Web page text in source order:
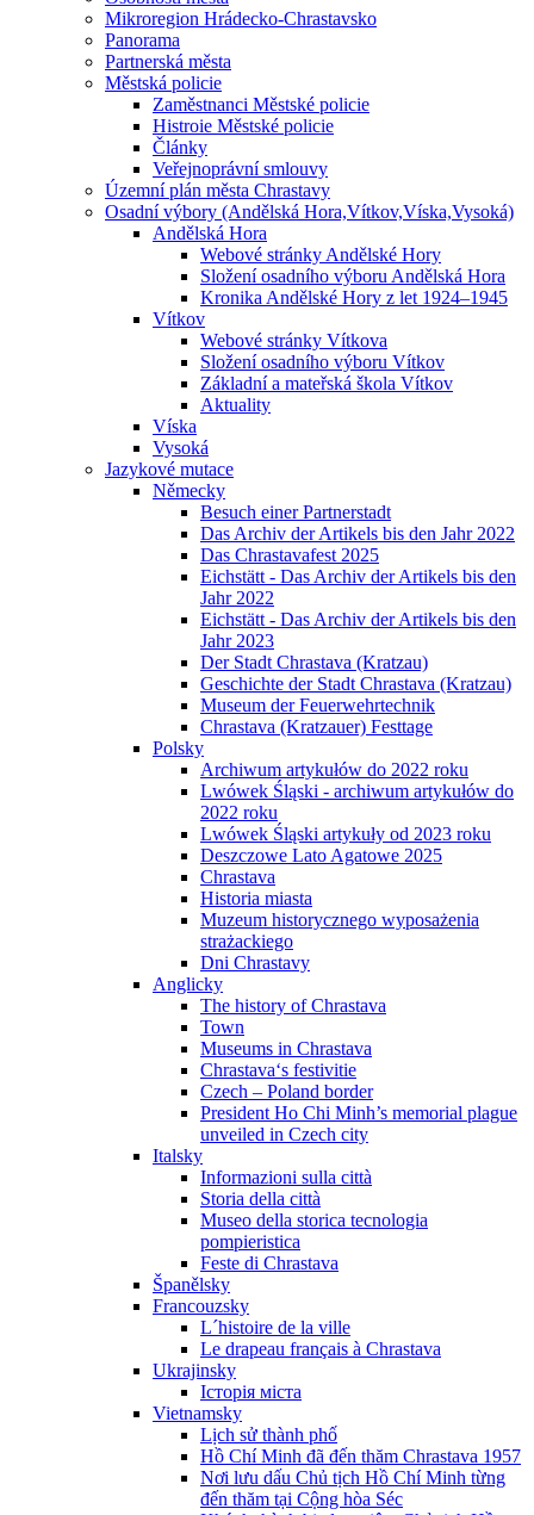
Mikroregion Hrádecko-Chrastavsko
Panorama
Partnerská města
Městská policie
Zaměstnanci Městské policie
Histroie Městské policie
Články
Veřejnoprávní smlouvy
Územní plán města Chrastavy
Osadní výbory (Andělská Hora,Vítkov,Víska,Vysoká)
Andělská Hora
Webové stránky Andělské Hory
Složení osadního výboru Andělská Hora
Kronika Andělské Hory z let 1924–1945
Vítkov
Webové stránky Vítkova
Složení osadního výboru Vítkov
Základní a mateřská škola Vítkov
Aktuality
Víska
Vysoká
Jazykové mutace
Německy
Besuch einer Partnerstadt
Das Archiv der Artikels bis den Jahr 2022
Das Chrastavafest 2025
Eichstätt - Das Archiv der Artikels bis den
Jahr 2022
Eichstätt - Das Archiv der Artikels bis den
Jahr 2023
Der Stadt Chrastava (Kratzau)
Geschichte der Stadt Chrastava (Kratzau)
Museum der Feuerwehrtechnik
Chrastava (Kratzauer) Festtage
Polsky
Archiwum artykułów do 2022 roku
Lwówek Śląski - archiwum artykułów do
2022 roku
Lwówek Śląski artykuły od 2023 roku
Deszczowe Lato Agatowe 2025
Chrastava
Historia miasta
Muzeum historycznego wyposażenia
strażackiego
Dni Chrastavy
Anglicky
The history of Chrastava
Town
Museums in Chrastava
Chrastava‘s festivitie
Czech – Poland border
President Ho Chi Minh’s memorial plague
unveiled in Czech city
Italsky
Informazioni sulla città
Storia della città
Museo della storica tecnologia
pompieristica
Feste di Chrastava
Španělsky
Francouzsky
L´histoire de la ville
Le drapeau français à Chrastava
Ukrajinsky
Історія міста
Vietnamsky
Lịch sử thành phố
Hồ Chí Minh đã đến thăm Chrastava 1957
Nơi lưu dấu Chủ tịch Hồ Chí Minh từng
đến thăm tại Cộng hòa Séc